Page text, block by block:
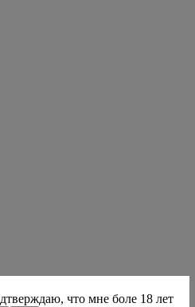
что мне боле 18 лет